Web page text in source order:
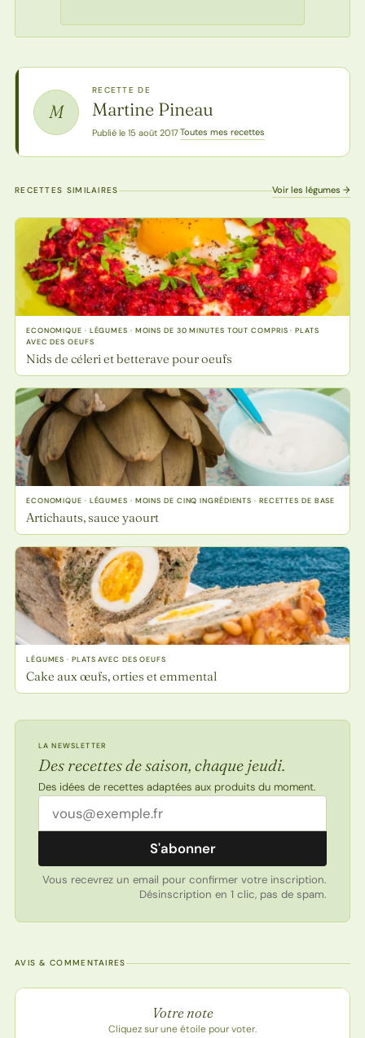
M
RECETTE DE
Martine Pineau
Publié le 15 août 2017·Toutes mes recettes
RECETTES SIMILAIRES Voir les légumes →
ECONOMIQUE · LÉGUMES · MOINS DE 30 MINUTES TOUT COMPRIS · PLATS
AVEC DES OEUFS
Nids de céleri et betterave pour oeufs
ECONOMIQUE · LÉGUMES · MOINS DE CINQ INGRÉDIENTS · RECETTES DE BASE
Artichauts, sauce yaourt
LÉGUMES · PLATS AVEC DES OEUFS
Cake aux œufs, orties et emmental
LA NEWSLETTER
Des recettes de saison, chaque jeudi.
Des idées de recettes adaptées aux produits du moment.
Adresse email
S'abonner
Vous recevrez un email pour confirmer votre inscription.
Désinscription en 1 clic, pas de spam.
AVIS & COMMENTAIRES
Note de la recette
Votre note
Cliquez sur une étoile pour voter.